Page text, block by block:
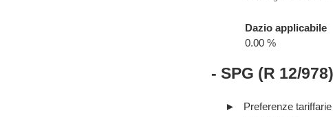
Dazio applicabile
0.00 %
- SPG (R 12/
Preferenze tariffarie